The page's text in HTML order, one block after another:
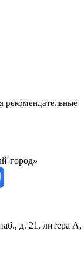
рекомендательные
город»
д. 21, литера А,